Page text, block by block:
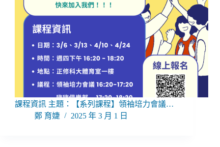
課程資訊 主題：【系列課程】領袖培力會議…
鄭 育婕
2025 年 3 月 1 日